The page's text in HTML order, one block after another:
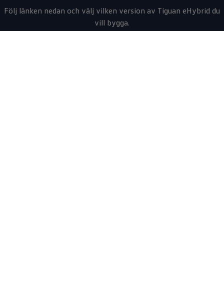
Följ länken nedan och välj vilken version av Tiguan eHybrid du
vill bygga.